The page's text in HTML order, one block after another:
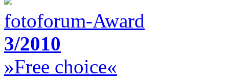
fotoforum-Award
3/2010
»Free choice«